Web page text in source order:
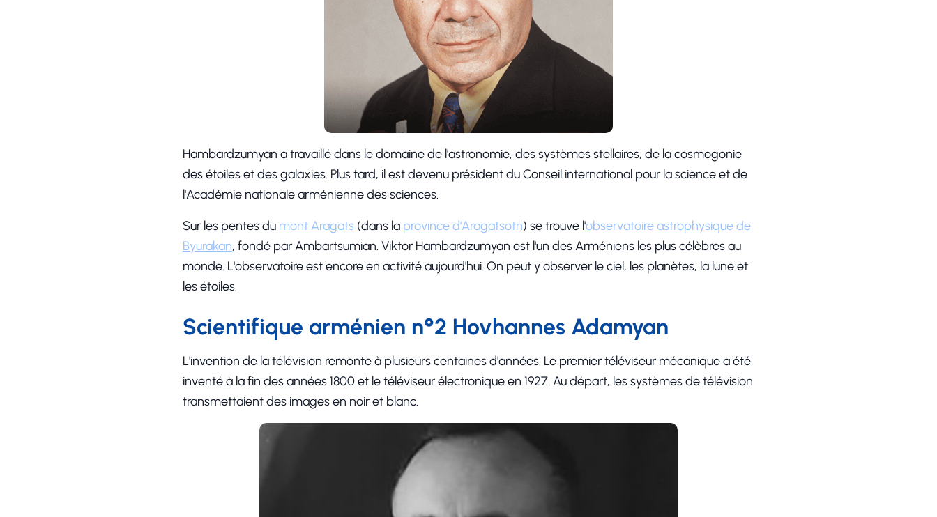
Hambardzumyan a travaillé dans le domaine de l'astronomie, des systèmes stellaires, de la cosmogonie
des étoiles et des galaxies. Plus tard, il est devenu président du Conseil international pour la science et de
l'Académie nationale arménienne des sciences.
Sur les pentes du mont Aragats (dans la province d'Aragatsotn) se trouve l'observatoire astrophysique de
Byurakan, fondé par Ambartsumian. Viktor Hambardzumyan est l'un des Arméniens les plus célèbres au
monde. L'observatoire est encore en activité aujourd'hui. On peut y observer le ciel, les planètes, la lune et
les étoiles.
Scientifique arménien n°2 Hovhannes Adamyan
L'invention de la télévision remonte à plusieurs centaines d'années. Le premier téléviseur mécanique a été
inventé à la fin des années 1800 et le téléviseur électronique en 1927. Au départ, les systèmes de télévision
transmettaient des images en noir et blanc.